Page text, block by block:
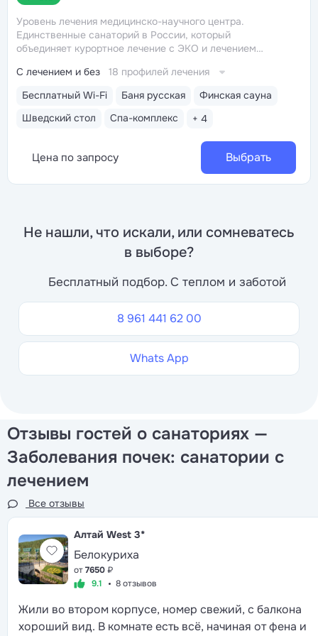
Уровень лечения медицинско-научного центра.
Единственные санаторий в России, который
объединяет курортное лечение с ЭКО и лечением
офтальмологией, пластической хирургией, спа
и косметологией
Красивое историческое здание
в 100 м от Нарзанной галереи. Окна санатория выходят
на Колоннаду
Камерный санаторий, всего 48 мест.
Номера
комфортные, с удобной кроватью. Площадь небольшая,
но пространство грамотно организовано. Хорошая
шумоизоляция
Бесплатный Wi-Fi Баня русская
Финская сауна
Шведский стол
Спа-комплекс + 4
С лечением и без 18 профилей лечения
Цена по запросу Выбрать
Не нашли, что искали, или сомневатесь
в выборе?
Бесплатный подбор. С теплом и заботой
8 961 441 62 00
Whats App
Отзывы гостей о санаториях —
Заболевания почек: санатории с
лечением
Все отзывы
Алтай West 3*
Белокуриха
от7650₽
9.1
8 отзывов
Жили во втором корпусе, номер свежий, с балкона
хороший вид. В комнате есть всё, начиная от фена и